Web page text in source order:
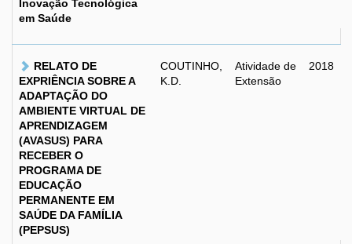
Inovação Tecnológica
em Saúde
RELATO DE
EXPRIÊNCIA SOBRE A
ADAPTAÇÃO DO
AMBIENTE VIRTUAL DE
APRENDIZAGEM
(AVASUS) PARA
RECEBER O
PROGRAMA DE
EDUCAÇÃO
PERMANENTE EM
SAÚDE DA FAMÍLIA
(PEPSUS)
COUTINHO,
K.D.
Atividade de
Extensão
2018